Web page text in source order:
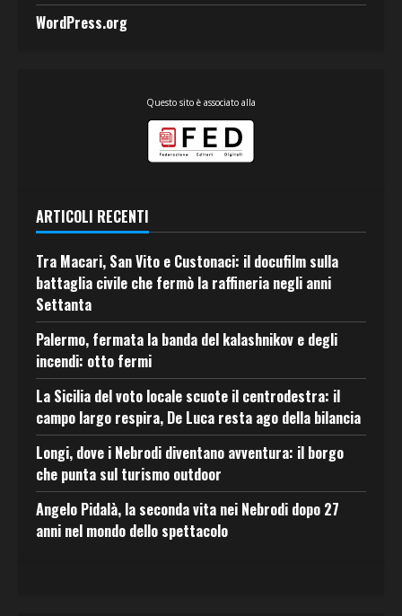
WordPress.org
Questo sito è associato alla
ARTICOLI RECENTI
Tra Macari, San Vito e Custonaci: il docufilm sulla
battaglia civile che fermò la raffineria negli anni
Settanta
Palermo, fermata la banda del kalashnikov e degli
incendi: otto fermi
La Sicilia del voto locale scuote il centrodestra: il
campo largo respira, De Luca resta ago della bilancia
Longi, dove i Nebrodi diventano avventura: il borgo
che punta sul turismo outdoor
Angelo Pidalà, la seconda vita nei Nebrodi dopo 27
anni nel mondo dello spettacolo